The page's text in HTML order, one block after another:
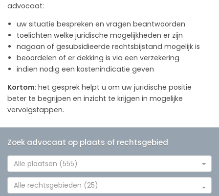
advocaat:
uw situatie bespreken en vragen beantwoorden
toelichten welke juridische mogelijkheden er zijn
nagaan of gesubsidieerde rechtsbijstand mogelijk is
beoordelen of er dekking is via een verzekering
indien nodig een kostenindicatie geven
Kortom: het gesprek helpt u om uw juridische positie
beter te begrijpen en inzicht te krijgen in mogelijke
vervolgstappen.
Zoek advocaat op plaats of rechtsgebied
Alle plaatsen (555)
Alle rechtsgebieden (25)